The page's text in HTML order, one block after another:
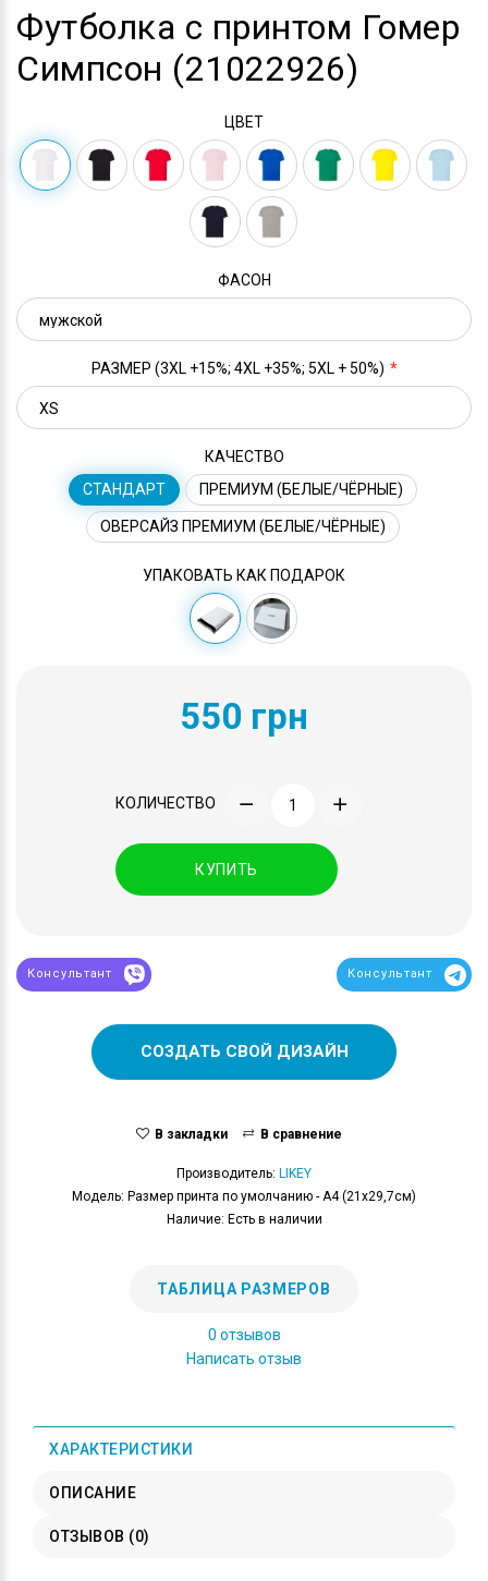
Футболка с принтом Гомер
Симпсон (21022926)
ЦВЕТ
ФАСОН
РАЗМЕР (3XL +15%; 4XL +35%; 5XL + 50%)
КАЧЕСТВО
СТАНДАРТ
ПРЕМИУМ (БЕЛЫЕ/ЧЁРНЫЕ)
ОВЕРСАЙЗ ПРЕМИУМ (БЕЛЫЕ/ЧЁРНЫЕ)
УПАКОВАТЬ КАК ПОДАРОК
550 грн
КОЛИЧЕСТВО
КУПИТЬ
Консультант Консультант
СОЗДАТЬ СВОЙ ДИЗАЙН
В закладки В сравнение
Производитель: LIKEY
Модель: Размер принта по умолчанию - А4 (21x29,7см)
Наличие: Есть в наличии
ТАБЛИЦА РАЗМЕРОВ
0 отзывов
Написать отзыв
ХАРАКТЕРИСТИКИ
ОПИСАНИЕ
ОТЗЫВОВ (0)